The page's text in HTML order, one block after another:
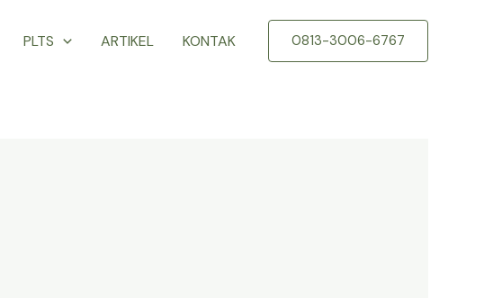
PLTS ARTIKEL KONTAK 0813-3006-6767